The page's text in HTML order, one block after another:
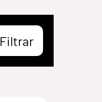
Filtrar